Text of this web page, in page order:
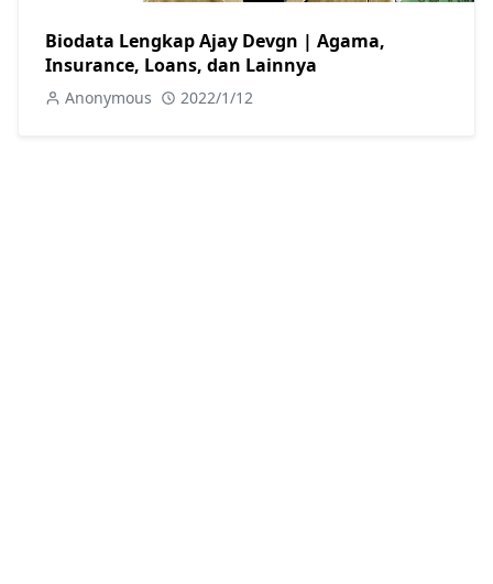
Biodata Lengkap Ajay Devgn | Agama,
Insurance, Loans, dan Lainnya
Anonymous 2022/1/12